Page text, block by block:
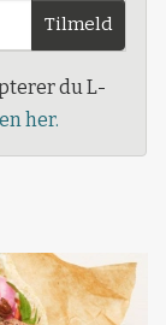
Tilmeld
du L-
her.